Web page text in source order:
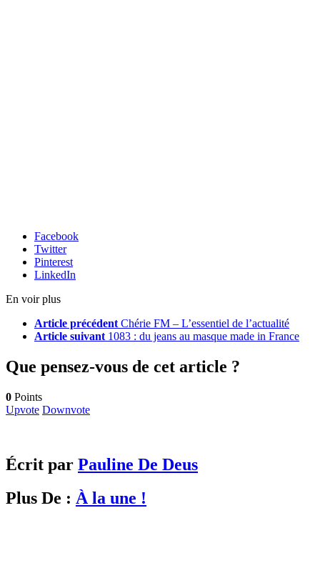
Facebook
Twitter
Pinterest
LinkedIn
En voir plus
Article précédent Chérie FM – L’essentiel de l’actualité
Article suivant 1083 : du jeans au masque made in France
Que pensez-vous de cet article ?
0 Points
Upvote Downvote
Écrit par Pauline De Deus
Plus De : À la une !